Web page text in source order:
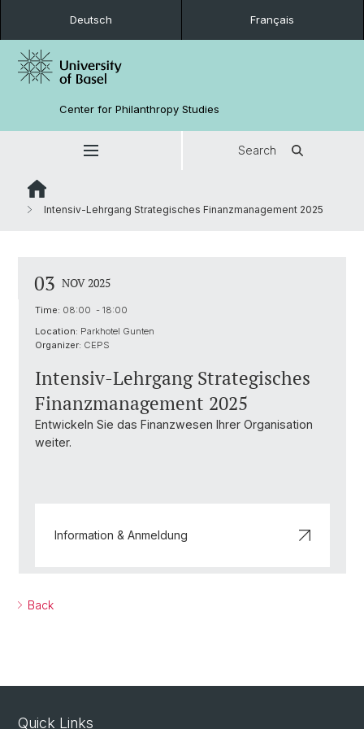
Deutsch Français
Center for Philanthropy Studies
Search
Intensiv-Lehrgang Strategisches Finanzmanagement 2025
03 NOV 2025
Time: 08:00 - 18:00
Location: Parkhotel Gunten
Organizer: CEPS
Intensiv-Lehrgang Strategisches
Finanzmanagement 2025
Entwickeln Sie das Finanzwesen Ihrer Organisation
weiter.
Information & Anmeldung
Back
Quick Links